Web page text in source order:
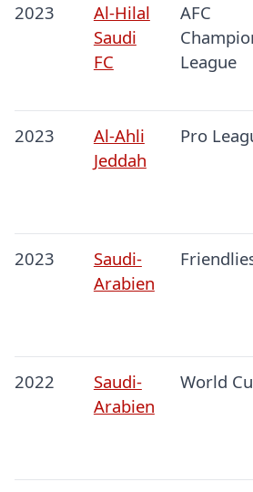
2023
Al-Hilal
Saudi
FC
AFC
League
2023
Al-Ahli
Jeddah
Pro
2023
Saudi-
Arabien
2022
Saudi-
Arabien
World